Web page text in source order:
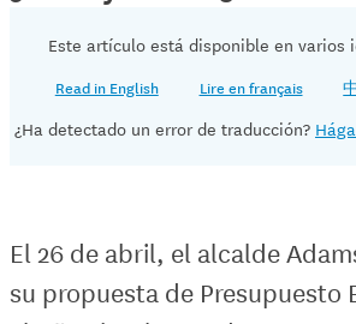
Este artículo está disponible en varios
Read in English Lire en français
¿Ha detectado un error de traducción?
El 26 de abril, el alcalde
su propuesta de Presupuesto